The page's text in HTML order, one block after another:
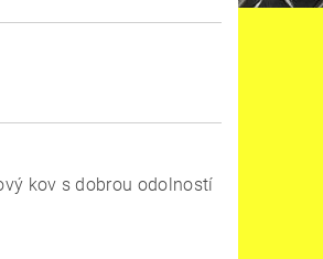
kov s dobrou odolností